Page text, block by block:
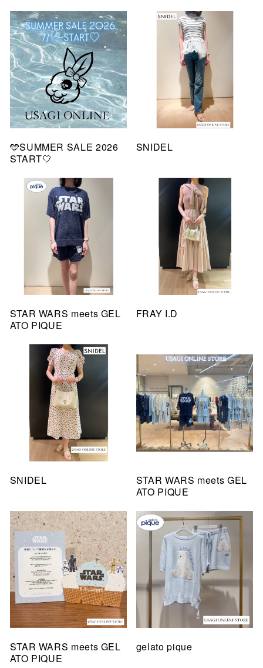
🩵SUMMER SALE 2026
START🤍
SNIDEL
STAR WARS meets GEL
ATO PIQUE
FRAY I.D
SNIDEL
STAR WARS meets GEL
ATO PIQUE
STAR WARS meets GEL
ATO PIQUE
gelato pique